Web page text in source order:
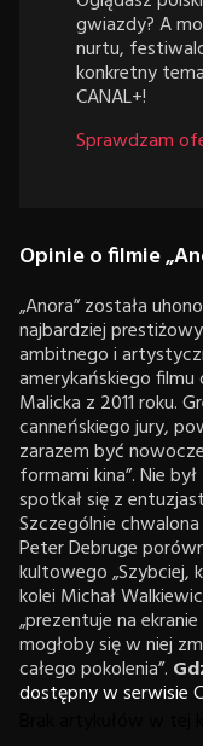
gwiazdy? A
nurtu,
konkretny
CANAL+!
Sprawdzam
Opinie o filmie
„Anora” została
najbardziej
ambitnego i
amerykańskiego filmu
Malicka z 2011 roku.
canneńskiego jury,
zarazem być
formami kina”. Nie
spotkał się z
Szczególnie
Peter Debruge
kultowego „Szybciej,
kolei Michał
„prezentuje na
mogłoby się w niej
całego pokolenia”.
dostępny w serwisie